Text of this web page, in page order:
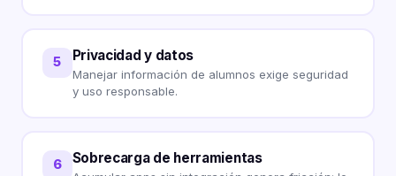
5 Privacidad y datos
Manejar información de alumnos exige seguridad
y uso responsable.
6 Sobrecarga de herramientas